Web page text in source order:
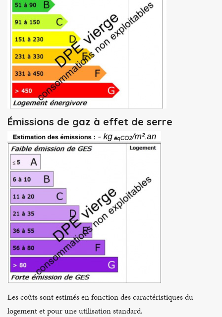
Émissions de gaz à effet de serre
Les coûts sont estimés en fonction des caractéristiques du
logement et pour une utilisation standard.